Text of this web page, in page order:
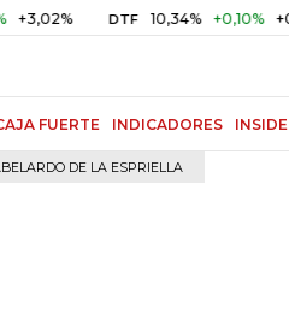
DTF 10,34% +0,10% +0,98%
FUERTE INDICADORES INSIDE
DE LA ESPRIELLA